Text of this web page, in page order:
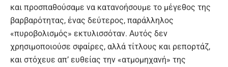
και προσπαθούσαμε να κατανοήσουμε το μέγεθος της
βαρβαρότητας, ένας δεύτερος, παράλληλος
«πυροβολισμός» εκτυλισσόταν. Αυτός δεν
χρησιμοποιούσε σφαίρες, αλλά τίτλους και ρεπορτάζ,
και στόχευε απ’ ευθείας την «ατμομηχανή» της